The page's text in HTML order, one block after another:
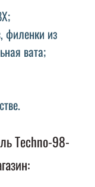
филенки из
вата;
Techno-98-